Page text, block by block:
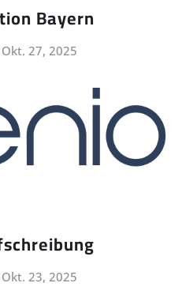
Bayern
Okt. 27, 2025
Okt. 23, 2025